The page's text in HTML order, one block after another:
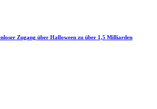
Zugang über Halloween zu über 1,5 Milliarden